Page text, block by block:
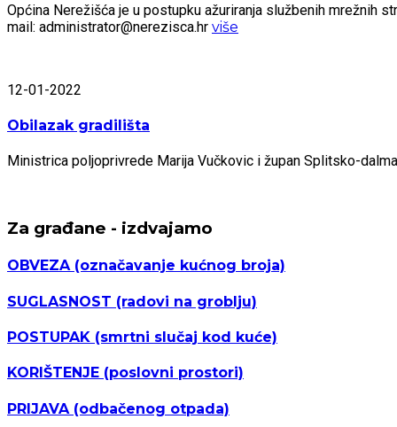
Općina Nerežišća je u postupku ažuriranja službenih mrežnih
mail: administrator@nerezisca.hr više
12-01-2022
Obilazak gradilišta
Ministrica poljoprivrede Marija Vučkovic i župan Splitsko-
Za građane - izdvajamo
OBVEZA(označavanje kućnog broja)
SUGLASNOST (radovi na groblju)
POSTUPAK (smrtni slučaj kod kuće)
KORIŠTENJE (poslovni prostori)
PRIJAVA (odbačenog otpada)